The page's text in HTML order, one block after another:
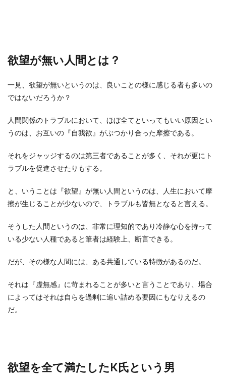
欲望が無い人間とは？
一見、欲望が無いというのは、良いことの様に感じる者も多いの
ではないだろうか？
人間関係のトラブルにおいて、ほぼ全てといってもいい原因とい
うのは、お互いの『自我欲』がぶつかり合った摩擦である。
それをジャッジするのは第三者であることが多く、それが更にト
ラブルを促進させたりもする。
と、いうことは『欲望』が無い人間というのは、人生において摩
擦が生じることが少ないので、トラブルも皆無となると言える。
そうした人間というのは、非常に理知的であり冷静な心を持って
いる少ない人種であると筆者は経験上、断言できる。
だが、その様な人間には、ある共通している特徴があるのだ。
それは『虚無感』に苛まれることが多いと言うことであり、場合
によってはそれは自らを過剰に追い詰める要因にもなりえるの
だ。
欲望を全て満たしたK氏という男